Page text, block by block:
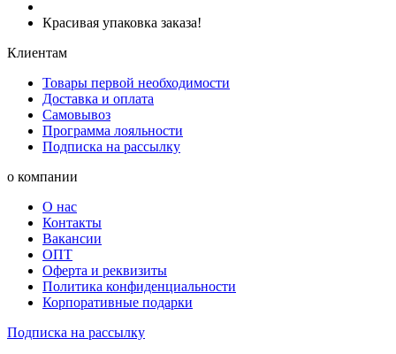
Красивая упаковка заказа!
Клиентам
Товары первой необходимости
Доставка и оплата
Самовывоз
Программа лояльности
Подписка на рассылку
о компании
О нас
Контакты
Вакансии
ОПТ
Оферта и реквизиты
Политика конфиденциальности
Корпоративные подарки
Подписка на рассылку